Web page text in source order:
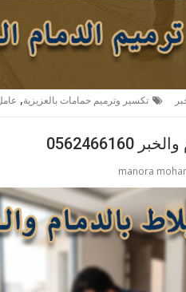
تكسير وترميم حمامات بالعزيزية,
manora